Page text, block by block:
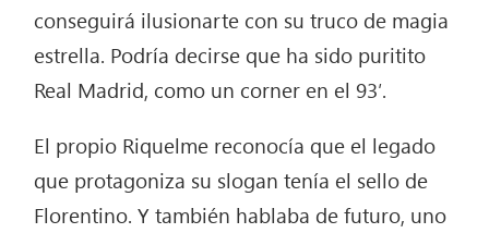
conseguirá ilusionarte con su truco de magia
estrella. Podría decirse que ha sido puritito
Real Madrid, como un corner en el 93′.
El propio Riquelme reconocía que el legado
que protagoniza su slogan tenía el sello de
Florentino. Y también hablaba de futuro, uno